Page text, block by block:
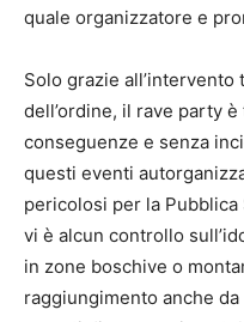
quale organizzatore e
Solo grazie
dell’ordine, il rave party
conseguenze e senza
questi eventi
pericolosi per la
vi è alcun controllo
in zone boschive o
raggiungimento anche